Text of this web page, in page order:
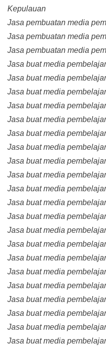
Kepulauan
Jasa pembuatan media
Jasa pembuatan media
Jasa pembuatan media
Jasa buat media
Jasa buat media
Jasa buat media
Jasa buat media
Jasa buat media
Jasa buat media
Jasa buat media
Jasa buat media
Jasa buat media
Jasa buat media
Jasa buat media
Jasa buat media
Jasa buat media
Jasa buat media
Jasa buat media
Jasa buat media
Jasa buat media
Jasa buat media
Jasa buat media
Jasa buat media
Jasa buat media